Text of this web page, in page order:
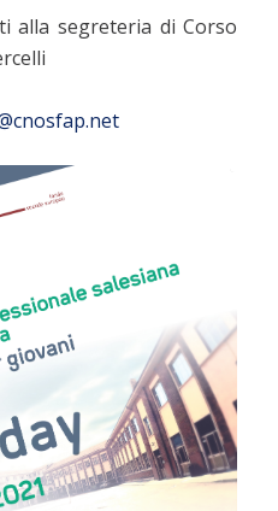
alla segreteria di Corso